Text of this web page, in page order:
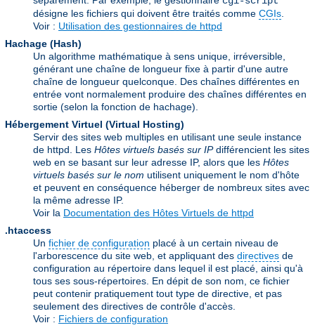
désigne les fichiers qui doivent être traités comme CGIs
Voir : Utilisation des gestionnaires de httpd
Hachage (Hash)
Un algorithme mathématique à sens unique, irréversible,
générant une chaîne de longueur fixe à partir d'une autre
chaîne de longueur quelconque. Des chaînes différentes en
entrée vont normalement produire des chaînes différentes en
sortie (selon la fonction de hachage).
Hébergement Virtuel (Virtual Hosting)
Servir des sites web multiples en utilisant une seule instance
de httpd. Les Hôtes virtuels basés sur IPdifférencient les sites
web en se basant sur leur adresse IP, alors que les Hôtes
virtuels basés sur le nom utilisent uniquement le nom d'hôte
et peuvent en conséquence héberger de nombreux sites avec
la même adresse IP.
Voir la Documentation des Hôtes Virtuels de httpd
.htaccess
Un fichier de configuration placé à un certain niveau de
l'arborescence du site web, et appliquant des directives de
configuration au répertoire dans lequel il est placé, ainsi qu'à
tous ses sous-répertoires. En dépit de son nom, ce fichier
peut contenir pratiquement tout type de directive, et pas
seulement des directives de contrôle d'accès.
Voir : Fichiers de configuration